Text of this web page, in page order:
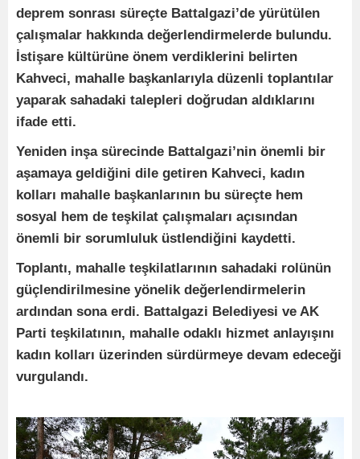
deprem sonrası süreçte Battalgazi’de yürütülen
çalışmalar hakkında değerlendirmelerde bulundu.
İstişare kültürüne önem verdiklerini belirten
Kahveci, mahalle başkanlarıyla düzenli toplantılar
yaparak sahadaki talepleri doğrudan aldıklarını
ifade etti.
Yeniden inşa sürecinde Battalgazi’nin önemli bir
aşamaya geldiğini dile getiren Kahveci, kadın
kolları mahalle başkanlarının bu süreçte hem
sosyal hem de teşkilat çalışmaları açısından
önemli bir sorumluluk üstlendiğini kaydetti.
Toplantı, mahalle teşkilatlarının sahadaki rolünün
güçlendirilmesine yönelik değerlendirmelerin
ardından sona erdi. Battalgazi Belediyesi ve AK
Parti teşkilatının, mahalle odaklı hizmet anlayışını
kadın kolları üzerinden sürdürmeye devam edeceği
vurgulandı.